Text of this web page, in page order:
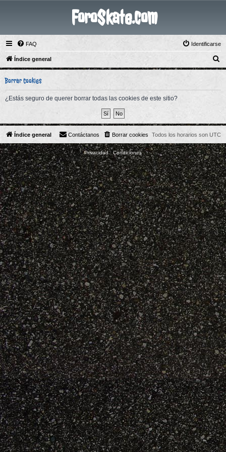
ForoSkate.com
FAQ Identificarse
Índice general
u
Borrar cookies
¿Estás seguro de querer borrar todas las cookies de este sitio?
Índice general Todos los horarios son UTC
Borrar cookies
Contáctanos
Privacidad| Condiciones